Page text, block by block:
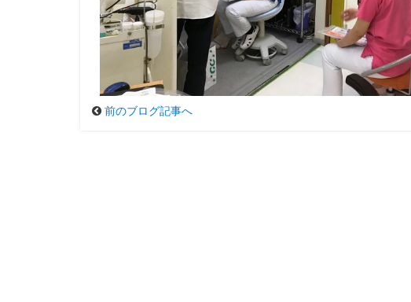
前のブログ記事へ